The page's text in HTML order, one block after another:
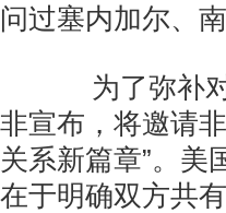
问过塞内加尔、
为了弥补对
非宣布，将邀请
关系新篇章”。美
在于明确双方共